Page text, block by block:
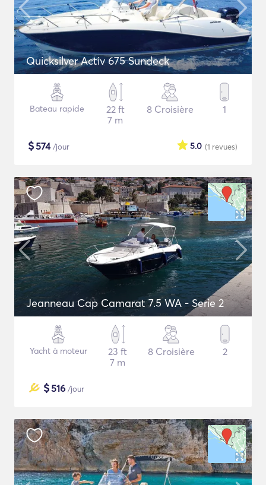
Quicksilver Activ 675 Sundeck
Bateau rapide
22 ft
7 m
8 Croisière 1
$574/jour (1 revues)
5.0
Jeanneau Cap Camarat 7.5 WA - Serie 2
Yacht à moteur
23 ft
7 m
8 Croisière 2
$516 /jour